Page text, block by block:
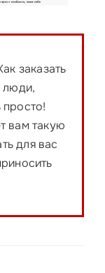
заказать
люди,
вам такую
для вас